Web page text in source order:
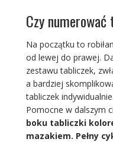
Czy
Na początku to
od lewej do prawej.
zestawu tabliczek,
a bardziej
tabliczek
Pomocne w dalszym
boku tabliczki
mazakiem. Pełny